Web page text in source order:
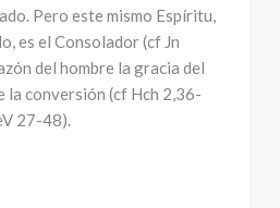
Pero este mismo Espíritu,
es el Consolador (cf Jn
del hombre la gracia del
la conversión (cf Hch 2,36-
27-48).